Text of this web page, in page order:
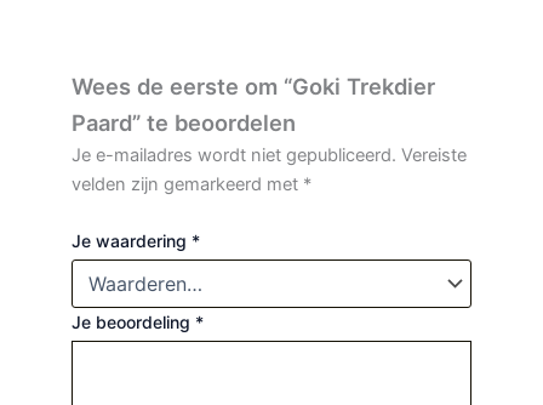
Wees de eerste om “Goki Trekdier
Paard” te beoordelen
Je e-mailadres wordt niet gepubliceerd. Vereiste
velden zijn gemarkeerd met *
Je waardering *
Je beoordeling *